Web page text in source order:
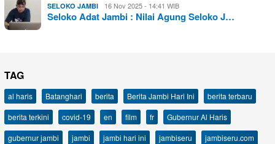
SELOKO JAMBI 16 Nov 2025 - 14:41 WIB
Seloko Adat Jambi : Nilai Agung Seloko J…
TAG
al haris Batanghari berita Berita Jambi Hari Ini
berita terbaru
berita terkini
covid-19 en film fr
Gubernur Al Haris
gubernur jambi
jambi jambi hari ini jambiseru
jambiseru.com